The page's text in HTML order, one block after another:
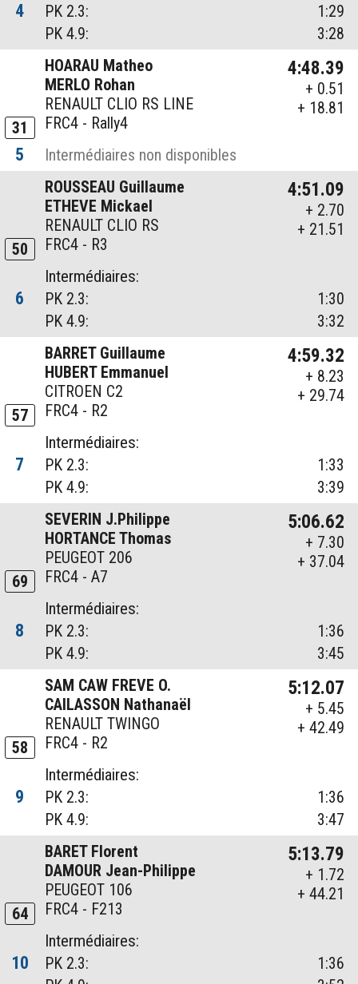
4
PK 2.3:
1:29
PK 4.9:
3:28
31
HOARAU Matheo
MERLO Rohan
RENAULT CLIO RS LINE
FRC4 - Rally4
4:48.39
+ 0.51
+ 18.81
5 Intermédiaires non disponibles
50
ROUSSEAU Guillaume
ETHEVE Mickael
RENAULT CLIO RS
FRC4 - R3
4:51.09
+ 2.70
+ 21.51
6
Intermédiaires:
PK 2.3:
1:30
PK 4.9:
3:32
57
BARRET Guillaume
HUBERT Emmanuel
CITROEN C2
FRC4 - R2
4:59.32
+ 8.23
+ 29.74
7
Intermédiaires:
PK 2.3:
1:33
PK 4.9:
3:39
69
SEVERIN J.Philippe
HORTANCE Thomas
PEUGEOT 206
FRC4 - A7
5:06.62
+ 7.30
+ 37.04
8
Intermédiaires:
PK 2.3:
1:36
PK 4.9:
3:45
58
SAM CAW FREVE O.
CAILASSON Nathanaël
RENAULT TWINGO
FRC4 - R2
5:12.07
+ 5.45
+ 42.49
9
Intermédiaires:
PK 2.3:
1:36
PK 4.9:
3:47
64
BARET Florent
DAMOUR Jean-Philippe
PEUGEOT 106
FRC4 - F213
5:13.79
+ 1.72
+ 44.21
10
Intermédiaires:
PK 2.3:
1:36